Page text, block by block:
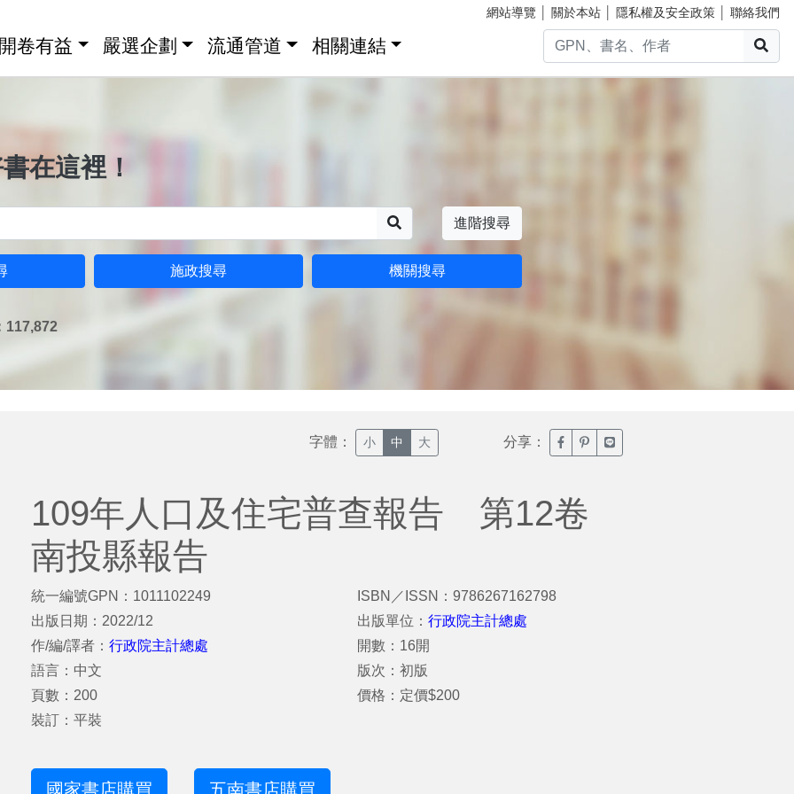
網站導覽 關於本站 隱私權及安全政策 聯絡我們
卷有益 嚴選企劃 流通管道 相關連結
在這裡！
進階搜尋
施政搜尋 機關搜尋
117,872
字體： 小 中 大 分享： 臉書分享(另開新視窗)
噗浪分享(另開新視窗)
Line分享(另開新視窗)
109年人口及住宅普查報告 第12卷
南投縣報告
統一編號GPN：1011102249
出版日期：2022/12
作/編/譯者： 行政院主計總處
語言：中文
頁數：200
裝訂：平裝
ISBN／ISSN：9786267162798
出版單位：行政院主計總處
開數：16開
版次：初版
價格：定價$200
國家書店購買 五南書店購買